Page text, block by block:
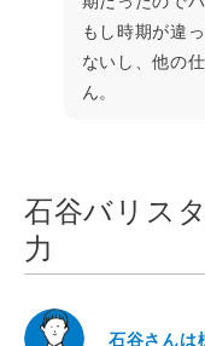
もし時期が違
ないし、他の
ん。
石谷バリス
力
石谷さんは